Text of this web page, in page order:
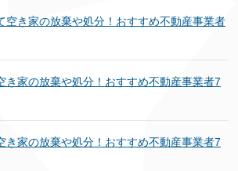
空き家の放棄や処分！おすすめ不動産事業者
き家の放棄や処分！おすすめ不動産事業者7
き家の放棄や処分！おすすめ不動産事業者7